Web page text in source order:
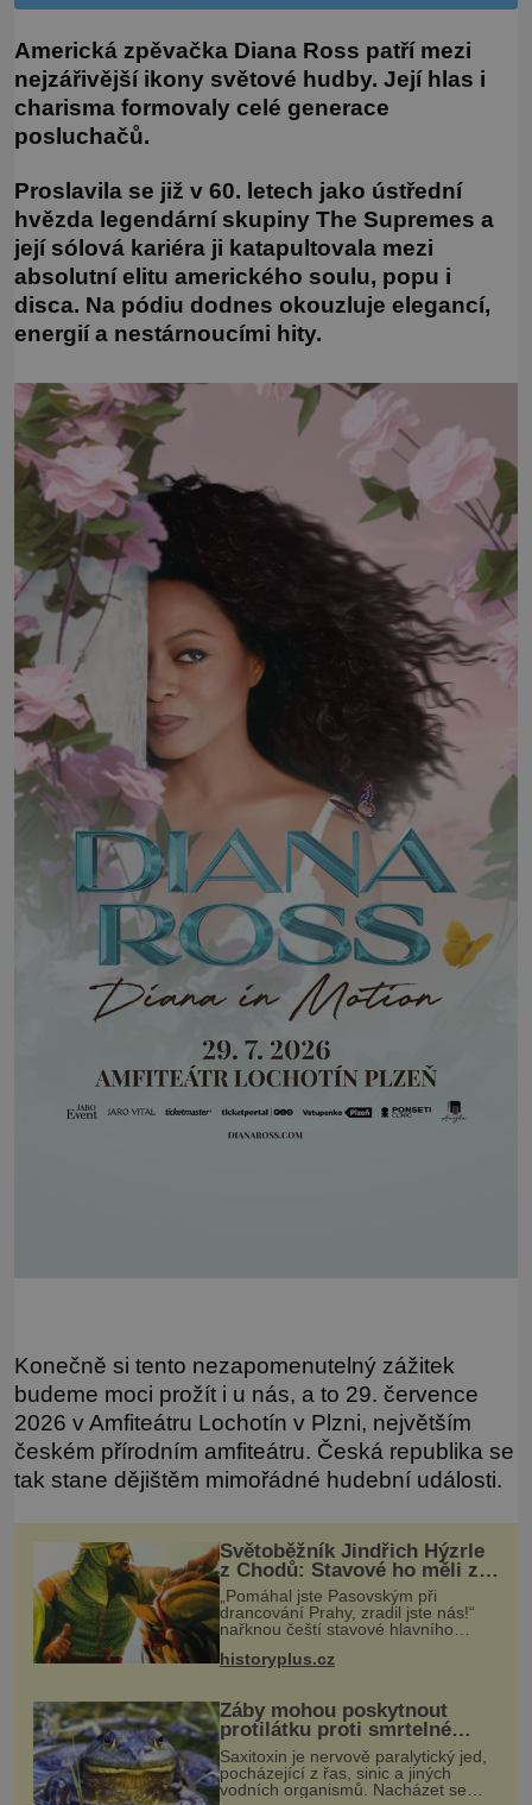
Americká zpěvačka Diana Ross patří mezi
nejzářivější ikony světové hudby. Její hlas i
charisma formovaly celé generace
posluchačů.
Proslavila se již v 60. letech jako ústřední
hvězda legendární skupiny The Supremes a
její sólová kariéra ji katapultovala mezi
absolutní elitu amerického soulu, popu i
disca. Na pódiu dodnes okouzluje elegancí,
energií a nestárnoucími hity.
Konečně si tento nezapomenutelný zážitek
budeme moci prožít i u nás, a to 29. července
2026 v Amfiteátru Lochotín v Plzni, největším
českém přírodním amfiteátru. Česká republika se
tak stane dějištěm mimořádné hudební události.
Světoběžník Jindřich Hýzrle
z Chodů: Stavové ho měli za
zrádce
„Pomáhal jste Pasovským při
drancování Prahy, zradil jste nás!“
nařknou čeští stavové hlavního
Jindřich se však zastrašit nenechá.
historyplus.cz
Žáby mohou poskytnout
protilátku proti smrtelné
otravě měkkýši
Saxitoxin je nervově paralytický jed,
pocházející z řas, sinic a jiných
vodních organismů. Nacházet se